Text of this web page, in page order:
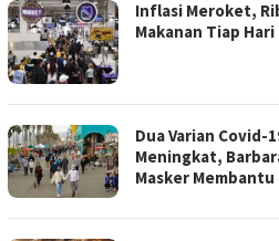
Inflasi Meroket,
Makanan Tiap Hari
Dua Varian Covid-
Meningkat,
Masker